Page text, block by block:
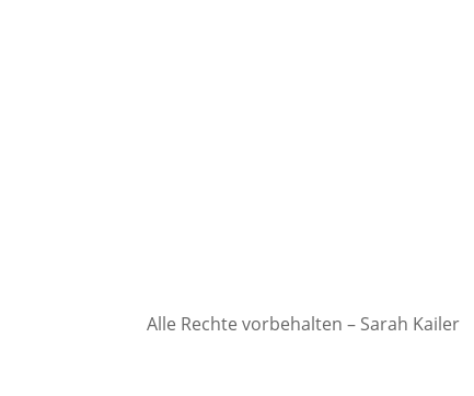
Alle Rechte vorbehalten – Sarah Kailer